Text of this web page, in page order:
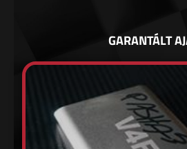
GARANTÁLT